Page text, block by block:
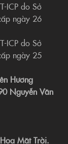
ICP do Sở
ngày 26
ICP do Sở
ngày 25
Hương
Nguyễn Văn
Mặt Trời.